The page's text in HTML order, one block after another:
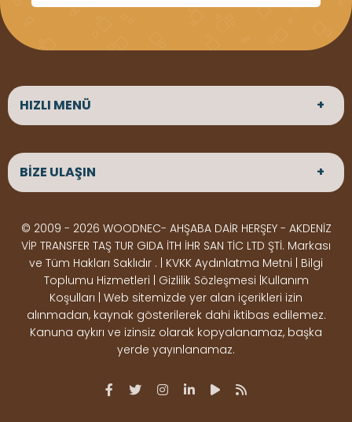
HIZLI MENÜ
ANASAYFA
HAKKIMIZDA
ÜRÜNLER
Çeşitlerimiz
Çeşitlerimiz
Kereste
Çeşitlerimiz
Ahşap
Pergole
Ürünler
Deck Montaj
Ahşap
Dekorasyon
OSB,
BİZE ULAŞIN
BİZE ULAŞIN
Altınkale mah Osmangazi cad. no 355 Döşemealtı
Antalya
ÇALIŞMA SAATLERİ
Hafta içi : Haftaiçi 09:00 - 18:00
Hafta sonu : Cumartesi 10:00 - 15:00
İLETİŞİM
© 2009 - 2026 WOODNEC- AHŞABA DAİR HERŞEY - AKDENİZ
VİP TRANSFER TAŞ TUR GIDA İTH İHR SAN TİC LTD ŞTİ. Markası
ve Tüm Hakları Saklıdır . | KVKK Aydınlatma Metni | Bilgi
Toplumu Hizmetleri | Gizlilik Sözleşmesi |Kullanım
Koşulları | Web sitemizde yer alan içerikleri izin
alınmadan, kaynak gösterilerek dahi iktibas edilemez.
Kanuna aykırı ve izinsiz olarak kopyalanamaz, başka
yerde yayınlanamaz.